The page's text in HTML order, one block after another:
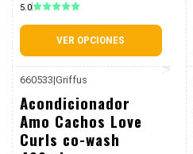
5.0
VER OPCIONES
660533|Griffus
Acondicionador
Amo Cachos Love
Curls co-wash